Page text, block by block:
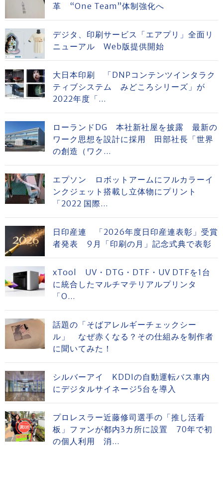
革 “One Team”体制強化へ
デジタ、印刷サービス「エアプリ」全面リ
ニューアル Web版提供開始
大日本印刷 「DNPコンテンツインタラク
ティブシステム みどころシリーズ」が
2022年度「...
ローランドDG 本社新社屋を披露 最新の
ワーク思想を設計に採用 田部社長「世界
の創造（ワク...
エプソン ロボットアームにフルカラーイ
ンクジェット搭載し立体物にプリント
「2022 国際...
日印産連 「2026年度日印産連表彰」受賞
者発表 9月「印刷の月」記念式典で表彰
xTool UV・DTG・DTF・UV DTFを1台
に統合したマルチマテリアルプリンタ
「O...
話題の「そばアレルギーチェックシー
ル」 なぜ赤くなる？その仕組みを制作者
に聞いてみた！
シルバーアイ KDDIの自動運転バス車内
にデジタルサイネージ5台を導入
プロレスラー近藤修司選手の「推し活看
板」ファンが都内3カ所に設置 70年で初
の個人利用 消...